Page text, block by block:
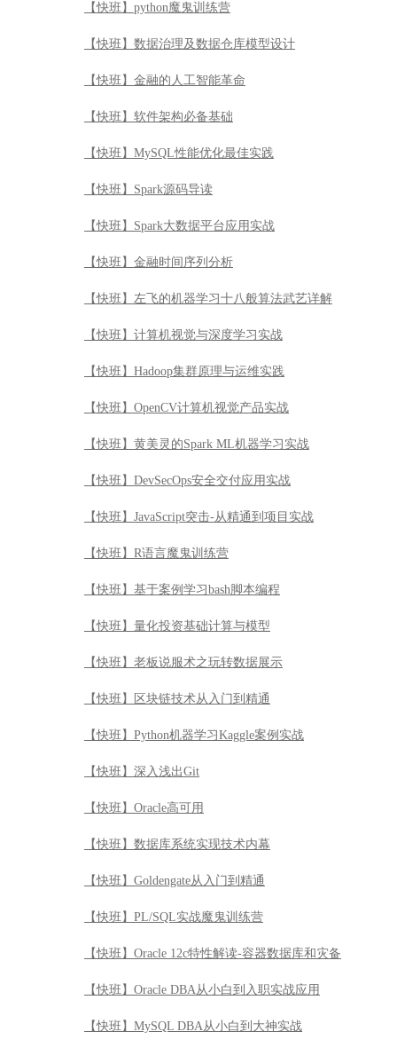
【快班】python魔鬼训练营
【快班】数据治理及数据仓库模型设计
【快班】金融的人工智能革命
【快班】软件架构必备基础
【快班】MySQL性能优化最佳实践
【快班】Spark源码导读
【快班】Spark大数据平台应用实战
【快班】金融时间序列分析
【快班】左飞的机器学习十八般算法武艺详解
【快班】计算机视觉与深度学习实战
【快班】Hadoop集群原理与运维实践
【快班】OpenCV计算机视觉产品实战
【快班】黄美灵的Spark ML机器学习实战
【快班】DevSecOps安全交付应用实战
【快班】JavaScript突击-从精通到项目实战
【快班】R语言魔鬼训练营
【快班】基于案例学习bash脚本编程
【快班】量化投资基础计算与模型
【快班】老板说服术之玩转数据展示
【快班】区块链技术从入门到精通
【快班】Python机器学习Kaggle案例实战
【快班】深入浅出Git
【快班】Oracle高可用
【快班】数据库系统实现技术内幕
【快班】Goldengate从入门到精通
【快班】PL/SQL实战魔鬼训练营
【快班】Oracle 12c特性解读-容器数据库和灾备
【快班】Oracle DBA从小白到入职实战应用
【快班】MySQL DBA从小白到大神实战